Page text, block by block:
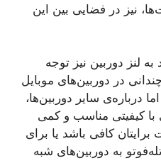
نیز در فضایی بین این‌
لنز دوربین نیز توجه
در دوربین‌های موبایل
درباره‌ی سایر دوربین‌ها،
کیفیتی مناسب و کمی
کافی باشد یا برای
به دوربین‌های شبه